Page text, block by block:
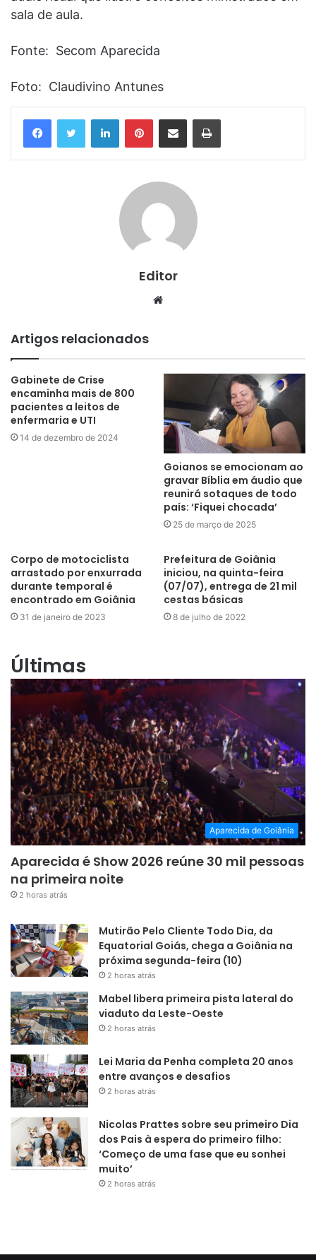
sala de aula.
Fonte: Secom Aparecida
Foto: Claudivino Antunes
LinkedinPinterestCompartilhar via e-mail Imprimir
Editor
Website
Artigos relacionados
Gabinete de Crise
encaminha mais de 800
pacientes a leitos de
enfermaria e UTI
14 de dezembro de 2024
Goianos se emocionam ao
gravar Bíblia em áudio que
reunirá sotaques de todo
país: ‘Fiquei chocada’
25 de março de 2025
Corpo de motociclista
arrastado por enxurrada
durante temporal é
encontrado em Goiânia
31 de janeiro de 2023
Prefeitura de Goiânia
iniciou, na quinta-feira
(07/07), entrega de 21 mil
cestas básicas
8 de julho de 2022
Últimas
Aparecida de Goiânia
Aparecida é Show 2026 reúne 30 mil pessoas
na primeira noite
2 horas atrás
Mutirão Pelo Cliente Todo Dia, da
Equatorial Goiás, chega a Goiânia na
próxima segunda-feira (10)
2 horas atrás
Mabel libera primeira pista lateral do
viaduto da Leste-Oeste
2 horas atrás
Lei Maria da Penha completa 20 anos
entre avanços e desafios
2 horas atrás
Nicolas Prattes sobre seu primeiro Dia
dos Pais à espera do primeiro filho:
‘Começo de uma fase que eu sonhei
muito’
2 horas atrás